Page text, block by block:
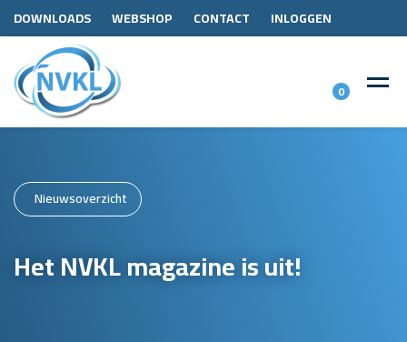
DOWNLOADS WEBSHOP CONTACT INLOGGEN
0
Nieuwsoverzicht
Het NVKL magazine is uit!